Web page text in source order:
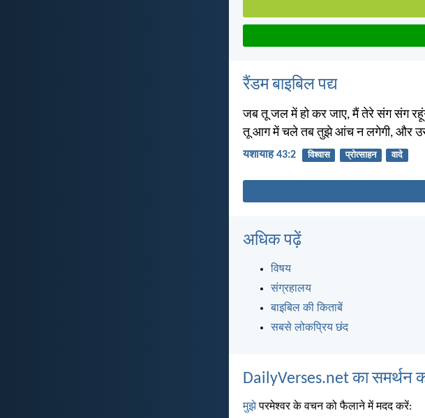
रैंडम बाइबिल पद्य
जब तू जल में हो कर जाए, मैं तेरे संग संग
तू आग में चले तब तुझे आंच न लगेगी, और
यशायाह 43:2 विश्वास प्रोत्साहन वादे
अधिक पढ़ें
विषय
संग्रहालय
बाइबिल की किताबें
सबसे लोकप्रिय छंद
DailyVerses.net का समर्थन
मुझेपरमेश्वर के वचन को फैलाने में मदद करें: